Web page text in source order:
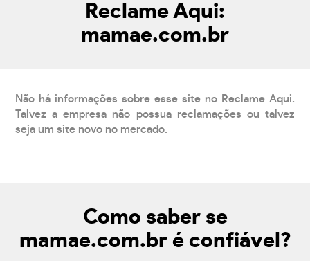
Reclame Aqui:
mamae.com.br
Não há informações sobre esse site no Reclame Aqui.
Talvez a empresa não possua reclamações ou talvez
seja um site novo no mercado.
Como saber se
mamae.com.br é confiável?